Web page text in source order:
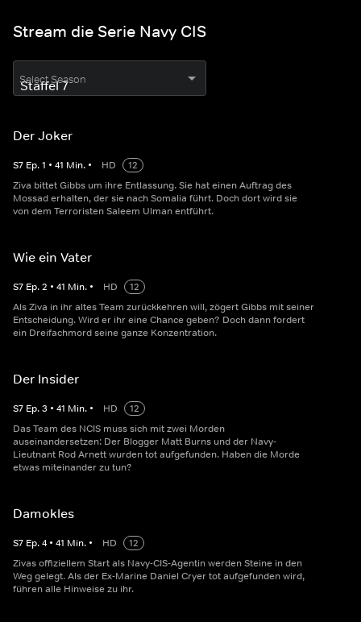
Stream die Serie Navy CIS
Select Season
Der Joker
S7 Ep.1 • 41 Min. • HD
12
Ziva bittet Gibbs um ihre Entlassung. Sie hat einen Auftrag des
Mossad erhalten, der sie nach Somalia führt. Doch dort wird sie
von dem Terroristen Saleem Ulman entführt.
Wie ein Vater
S7 Ep.2 • 41 Min. • HD
12
Als Ziva in ihr altes Team zurückkehren will, zögert Gibbs mit seiner
Entscheidung. Wird er ihr eine Chance geben? Doch dann fordert
ein Dreifachmord seine ganze Konzentration.
Der Insider
S7 Ep.3 • 41 Min. • HD
12
Das Team des NCIS muss sich mit zwei Morden
auseinandersetzen: Der Blogger Matt Burns und der Navy-
Lieutnant Rod Arnett wurden tot aufgefunden. Haben die Morde
etwas miteinander zu tun?
Damokles
S7 Ep.4 • 41 Min. • HD
12
Zivas offiziellem Start als Navy-CIS-Agentin werden Steine in den
Weg gelegt. Als der Ex-Marine Daniel Cryer tot aufgefunden wird,
führen alle Hinweise zu ihr.